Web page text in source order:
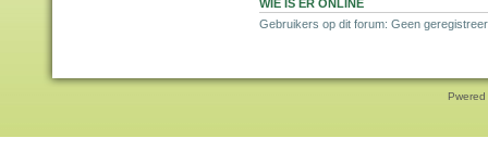
WIE IS ER ONLINE
Gebruikers op dit forum: Geen